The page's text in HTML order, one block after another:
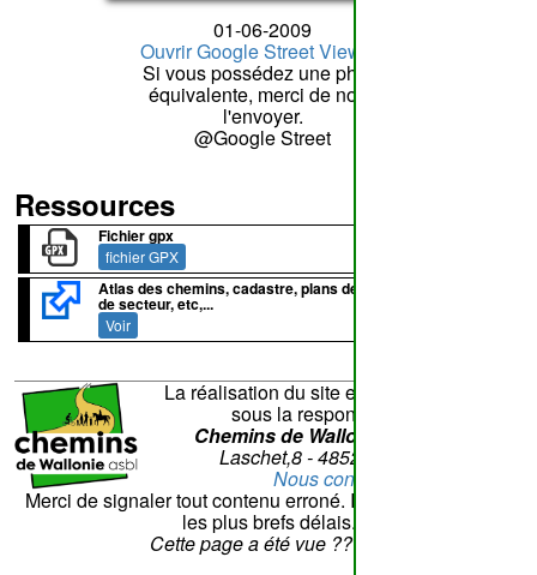
01-06-2009
Ouvrir Google Street View
Si vous possédez une photo
équivalente, merci de nous
l'envoyer.
@Google Street
Ressources
Fichier gpx
fichier GPX
Atlas des chemins, cadastre, plans de lotissement, plans
de secteur, etc,...
Voir
La réalisation du site et son contenu sont
sous la responsabilité de
Chemins de Wallonie asbl
Laschet,8 - 4852 Hombourg
Nous contacter
Merci de signaler tout contenu erroné. Il sera corrigé dans
les plus brefs délais.
Cette page a été vue ??fois